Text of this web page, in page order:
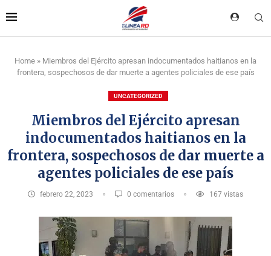
Home » Miembros del Ejército apresan indocumentados haitianos en la
frontera, sospechosos de dar muerte a agentes policiales de ese país
UNCATEGORIZED
Miembros del Ejército apresan
indocumentados haitianos en la
frontera, sospechosos de dar muerte a
agentes policiales de ese país
febrero 22, 2023 0 comentarios 167 vistas